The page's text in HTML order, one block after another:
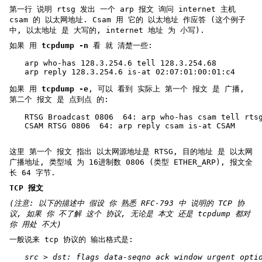
第一行 说明 rtsg 发出 一个 arp 报文 询问 internet 主机
csam 的 以太网地址. Csam 用 它的 以太地址 作应答 (这个例子
中, 以太地址 是 大写的, internet 地址 为 小写).
如果 用 tcpdump -n 看 就 清楚一些:
arp who-has 128.3.254.6 tell 128.3.254.68
arp reply 128.3.254.6 is-at 02:07:01:00:01:c4
如果 用 tcpdump -e , 可以 看到 实际上 第一个 报文 是 广播,
第二个 报文 是 点到点 的:
RTSG Broadcast 0806  64: arp who-has csam tell
CSAM RTSG 0806  64: arp reply csam is-at CSAM
这里 第一个 报文 指出 以太网源地址是 RTSG, 目的地址 是 以太网
广播地址, 类型域 为 16进制数 0806 (类型 ETHER_ARP), 报文全
长 64 字节.
TCP 报文
(注意: 以下的描述中 假设 你 熟悉 RFC-793 中 说明的 TCP 协
议, 如果 你 不了解 这个 协议, 无论是 本文 还是 tcpdump 都对
你 用处 不大)
一般说来 tcp 协议的 输出格式是:
src > dst: flags data-seqno ack window urgent